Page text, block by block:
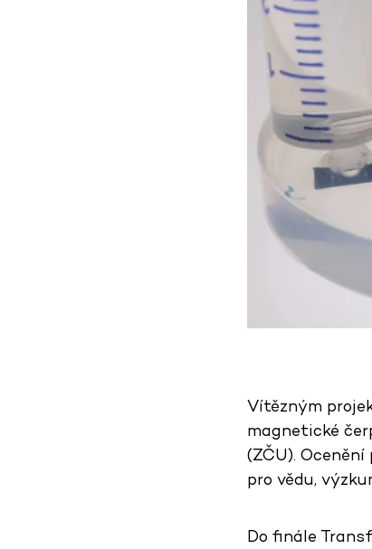
Vítězným
magnetické
(ZČU).
pro vědu,
Do finále